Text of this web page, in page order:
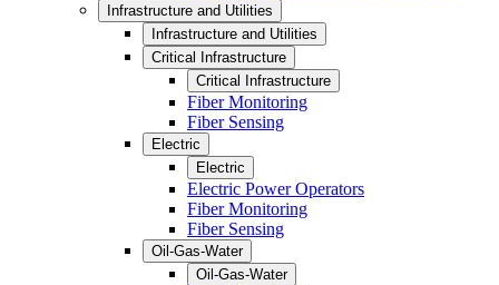
Infrastructure and Utilities
Infrastructure and Utilities
Critical Infrastructure
Critical Infrastructure
Fiber Monitoring
Fiber Sensing
Electric
Electric
Electric Power Operators
Fiber Monitoring
Fiber Sensing
Oil-Gas-Water
Oil-Gas-Water